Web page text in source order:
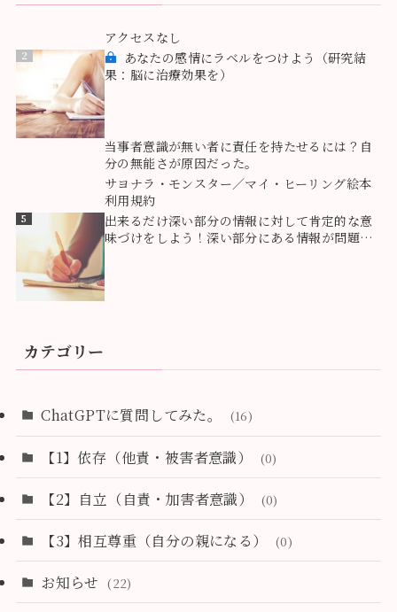
アクセスなし
2
あなたの感情にラベルをつけよう（研究結
果：脳に治療効果を）
当事者意識が無い者に責任を持たせるには？自
分の無能さが原因だった。
サヨナラ・モンスター／マイ・ヒーリング絵本
利用規約
5
出来るだけ深い部分の情報に対して肯定的な意
味づけをしよう！深い部分にある情報が問題を
創っている！
カテゴリー
ChatGPTに質問してみた。 (16)
【1】依存（他責・被害者意識） (0)
【2】自立（自責・加害者意識） (0)
【3】相互尊重（自分の親になる） (0)
お知らせ (22)